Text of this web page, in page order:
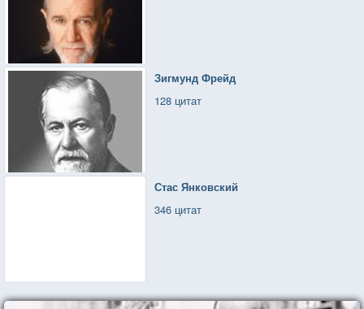
Зигмунд Фрейд
128 цитат
Стас Янковский
346 цитат